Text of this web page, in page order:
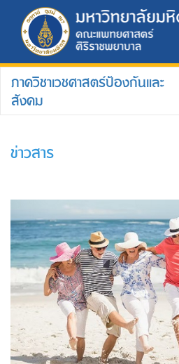
ภาควิชาเวชศาสตร์ป้องกันและ
สังคม
ข่าวสาร